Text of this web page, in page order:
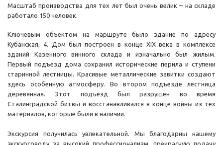
Масштаб производства для тех лет был очень велик – на складе
работало 150 человек.
Ключевым объектом на маршруте было здание по адресу
Кубанская, 4. Дом был построен в конце XIX века в комплексе
зданий Казённого винного склада и изначально был жилым.
Первый подъезд дома сохранил исторические перила и ступени
старинной лестницы. Красивые металлические завитки создают
здесь особенную атмосферу. Во втором подъезде лестница
деревянная. Этот подъезд был разрушен во время
Сталинградской битвы и восстанавливался в конце войны из тех
материалов, которые были в наличии.
Экскурсия получилась увлекательной. Мы благодарны нашему